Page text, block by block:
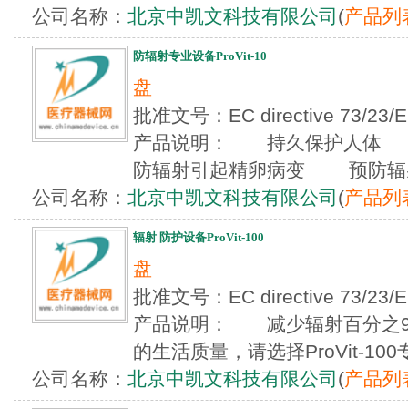
公司名称： 北京中凯文科技有限公司 (产品列
防辐射专业设备ProVit-10
盘
批准文号：EC directive 73/
产品说明： 持久保护人
防辐射引起精卵病变 预防辐
公司名称： 北京中凯文科技有限公司 (产品列
辐射 防护设备ProVit-100
盘
批准文号：EC directive 73/
产品说明： 减少辐射百分
的生活质量，请选择ProVit-100
公司名称： 北京中凯文科技有限公司 (产品列